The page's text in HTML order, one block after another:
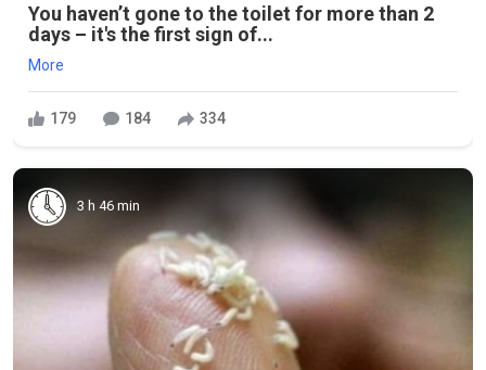
You haven’t gone to the toilet for more than 2
days – it's the first sign of...
More
179 184 334
3 h 46 min